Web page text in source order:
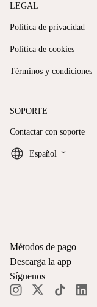
LEGAL
Política de privacidad
Política de cookies
Términos y condiciones
SOPORTE
Contactar con soporte
Español keyboard_arrow_down
Métodos de pago
Descarga la app
Síguenos